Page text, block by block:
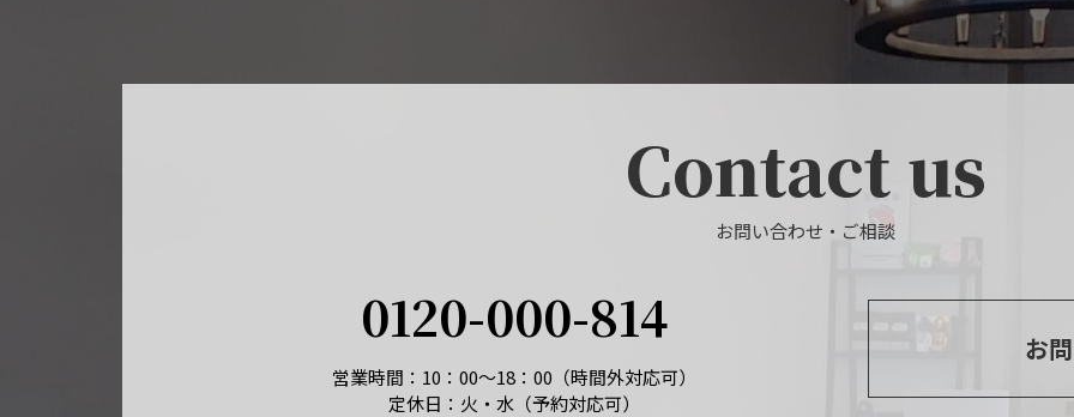
Contact us
お問い合わせ・ご相談
0120-000-814
営業時間：10：00～18：00（時間外対応可）
定休日：火・水（予約対応可）
お